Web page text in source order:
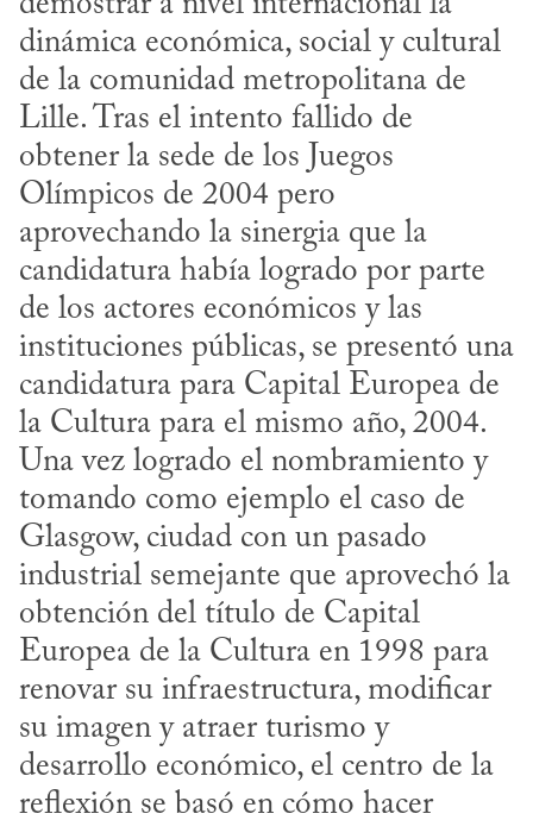
dinámica económica, social y cultural
de la comunidad metropolitana de
Lille. Tras el intento fallido de
obtener la sede de los Juegos
Olímpicos de 2004 pero
aprovechando la sinergia que la
candidatura había logrado por parte
de los actores económicos y las
instituciones públicas, se presentó una
candidatura para Capital Europea de
la Cultura para el mismo año, 2004.
Una vez logrado el nombramiento y
tomando como ejemplo el caso de
Glasgow, ciudad con un pasado
industrial semejante que aprovechó la
obtención del título de Capital
Europea de la Cultura en 1998 para
renovar su infraestructura, modificar
su imagen y atraer turismo y
desarrollo económico, el centro de la
reflexión se basó en cómo hacer